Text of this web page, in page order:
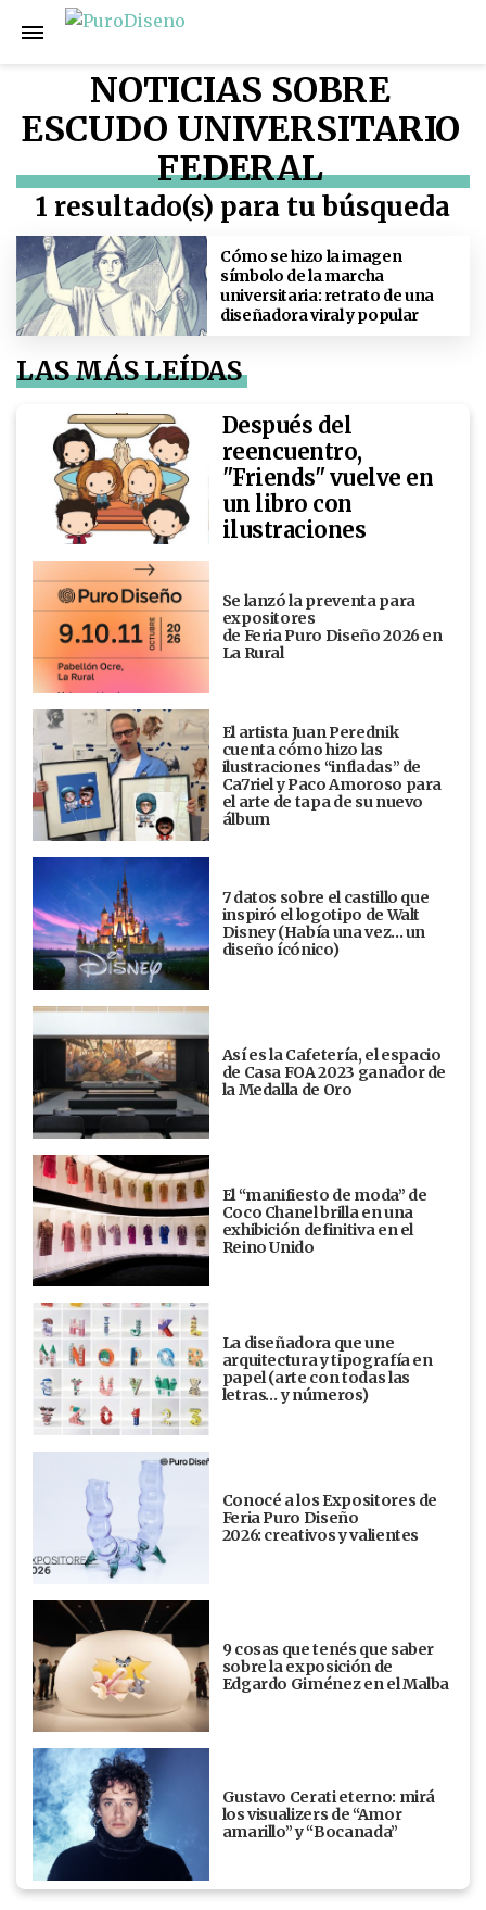
NOTICIAS SOBRE
ESCUDO UNIVERSITARIO
FEDERAL
1 resultado(s) para tu búsqueda
Cómo se hizo la imagen
símbolo de la marcha
universitaria: retrato de una
diseñadora viral y popular
LAS MÁS LEÍDAS
Después del
reencuentro,
"Friends" vuelve en
un libro con
ilustraciones
Se lanzó la preventa para
expositores
de Feria Puro Diseño 2026 en
La Rural
El artista Juan Perednik
cuenta cómo hizo las
ilustraciones “infladas” de
Ca7riel y Paco Amoroso para
el arte de tapa de su nuevo
álbum
7 datos sobre el castillo que
inspiró el logotipo de Walt
Disney (Había una vez... un
diseño ícónico)
Así es la Cafetería, el espacio
de Casa FOA 2023 ganador de
la Medalla de Oro
El “manifiesto de moda” de
Coco Chanel brilla en una
exhibición definitiva en el
Reino Unido
La diseñadora que une
arquitectura y tipografía en
papel (arte con todas las
letras… y números)
Conocé a los Expositores de
Feria Puro Diseño
2026: creativos y valientes
9 cosas que tenés que saber
sobre la exposición de
Edgardo Giménez en el Malba
Gustavo Cerati eterno: mirá
los visualizers de “Amor
amarillo” y “Bocanada”